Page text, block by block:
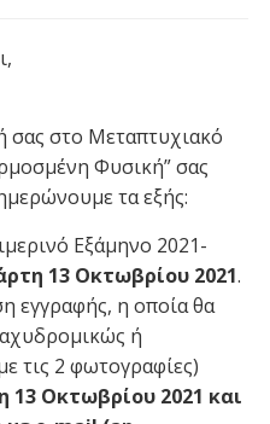
σας στο Μεταπτυχιακό
Φυσική” σας
τα εξής:
Εξάμηνο 2021-
13 Οκτωβρίου 2021.
εγγραφής, η οποία θα
ή
τις 2 φωτογραφίες)
13 Οκτωβρίου 2021 και